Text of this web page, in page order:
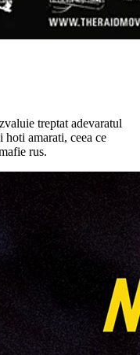
treptat adevaratul
hoti amarati, ceea ce
rus.